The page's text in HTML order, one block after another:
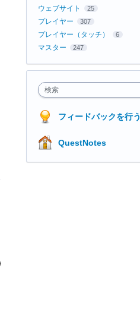
ウェブサイト
25
プレイヤー 307
プレイヤー（タッチ） 6
マスター 247
検索
フィードバックを行う
QuestNotes